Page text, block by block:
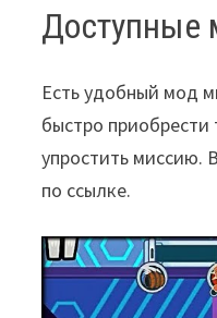
Доступные
Есть удобный мод
быстро
упростить миссию.
по ссылке.